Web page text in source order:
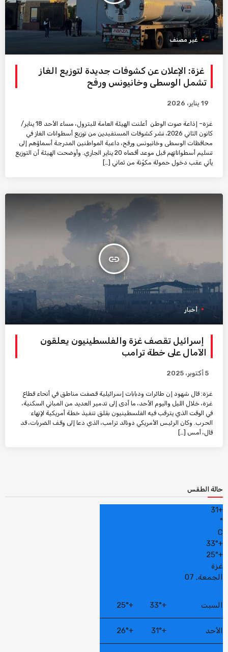
غير مصنف
غزة: الإعلان عن كشوفات جديدة لتوزيع الغاز
تشمل الوسطى وخانيونس ورفح
19 يناير، 2026
غزة– إذاعة صوت الوطن أعلنت الهيئة العامة للبترول، مساء الأحد 18 يناير/
كانون الثاني 2026، نشر كشوفات المستفيدين من توزيع أسطوانات الغاز في
محافظات الوسطى وخانيونس ورفح، داعية المواطنين المدرجة أسماؤهم إلى
تسليم أسطواناتهم قبل موعد أقصاه 20 يناير الجاري. وأوضحت الهيئة أن التوزيع
يأتي عقب دخول حمولة مكوّنة من ثماني […]
insert_link
أخبار
إسرائيل تقصف غزة والفلسطينيون يعلقون
الآمال على خطة ترامب
5 أكتوبر، 2025
غزة: قال شهود إن طائرات ودبابات إسرائيلية قصفت مناطق في أنحاء قطاع
غزة، خلال الليل واليوم الأحد، ما أدى إلى تدمير العديد من المباني السكنية،
في الوقت الذي يترقب فيه الفلسطينيون بقلق تنفيذ خطة أمريكية لإنهاء
الحرب. وكان الرئيس الأمريكي دونالد ترامب، الذي دعا إلى وقف الضربات، قد
قال، أمس […]
حالة الطقس
+
31
°
C
+
33°
+
25°
غزة
الجمعة, 07
السبت +
33°
+
25°
الأحد +
31°
+
26°